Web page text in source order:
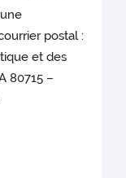
postal :
et des
80715 –